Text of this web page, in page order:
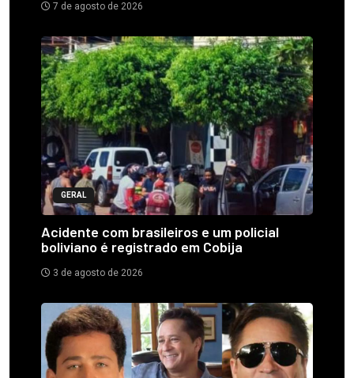
7 de agosto de 2026
GERAL
Acidente com brasileiros e um policial
boliviano é registrado em Cobija
3 de agosto de 2026